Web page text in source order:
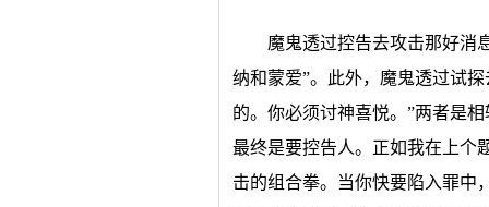
魔鬼透过控告去攻击那好消
纳和蒙爱”。此外，魔鬼透过试
的。你必须讨神喜悦。”两者是
最终是要控告人。正如我在上个
击的组合拳。当你快要陷入罪中